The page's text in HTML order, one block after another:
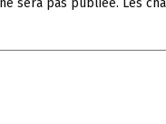
sera pas publiée. Les